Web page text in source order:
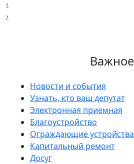
‹
›
Важное
Новости и события
Узнать, кто ваш депутат
Электронная приемная
Благоустройство
Ограждающие устройства
Капитальный ремонт
Досуг